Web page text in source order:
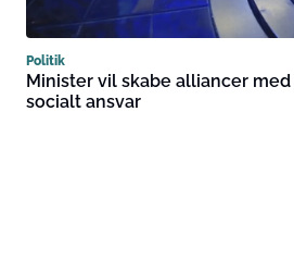
Politik
Minister vil skabe alliancer
socialt ansvar